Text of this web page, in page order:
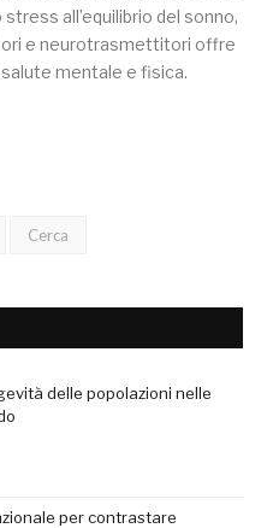
all’equilibrio del sonno,
e neurotrasmettitori offre
mentale e fisica.
delle popolazioni nelle
per contrastare